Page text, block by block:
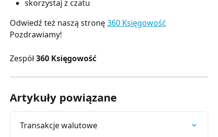
skorzystaj z czatu
Odwiedź też naszą stronę360 Księgowość
Pozdrawiamy!
Zespół360 Księgowość
Artykuły powiązane
Transakcje walutowe